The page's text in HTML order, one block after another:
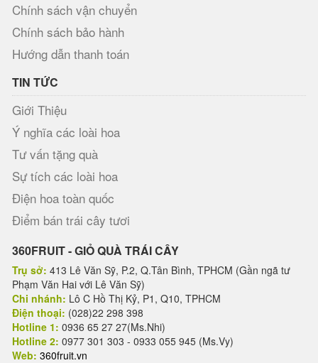
Chính sách vận chuyển
Chính sách bảo hành
Hướng dẫn thanh toán
TIN TỨC
Giới Thiệu
Ý nghĩa các loài hoa
Tư vấn tặng quà
Sự tích các loài hoa
Điện hoa toàn quốc
Điểm bán trái cây tươi
360FRUIT - GIỎ QUÀ TRÁI CÂY
Trụ sở: 413 Lê Văn Sỹ, P.2, Q.Tân Bình, TPHCM (Gần ngã tư
Phạm Văn Hai với Lê Văn Sỹ)
Chi nhánh: Lô C Hồ Thị Kỷ, P1, Q10, TPHCM
Điện thoại: (028)22 298 398
Hotline 1: 0936 65 27 27(Ms.Nhi)
Hotline 2: 0977 301 303 - 0933 055 945 (Ms.Vy)
Web: 360fruit.vn